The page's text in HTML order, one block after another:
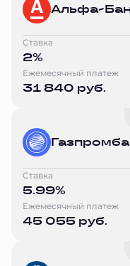
Альфа-
Ставка
2%
Ежемесячный платеж
31 840 руб.
Ставка
5.99%
Ежемесячный платеж
45 055 руб.